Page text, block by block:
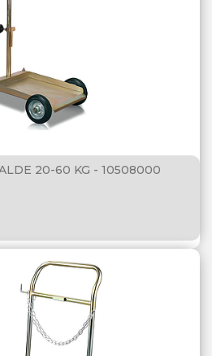
20-60 KG - 10508000